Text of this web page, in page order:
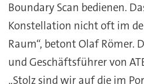
Boundary Scan bedienen.
Konstellation nicht oft im
Raum“, betont Olaf Römer.
und Geschäftsführer von
„Stolz sind wir auf die im